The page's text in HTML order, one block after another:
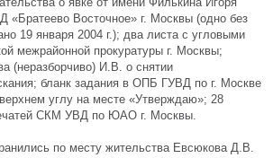
«Братеево Восточное» г. Москвы (одно без
19 января 2004 г.); два листа с угловыми
межрайонной прокуратуры г. Москвы;
(неразборчиво) И.В. о снятии
бланк задания в ОПБ ГУВД по г. Москве
углу на месте «Утверждаю»; 28
СКМ УВД по ЮАО г. Москвы.
по месту жительства Евсюкова Д.В.